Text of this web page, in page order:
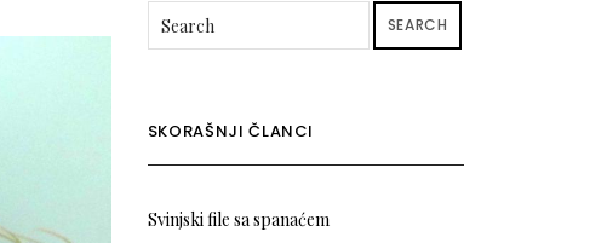
SEARCH
SKORAŠNJI ČLANCI
Svinjski file sa spanaćem